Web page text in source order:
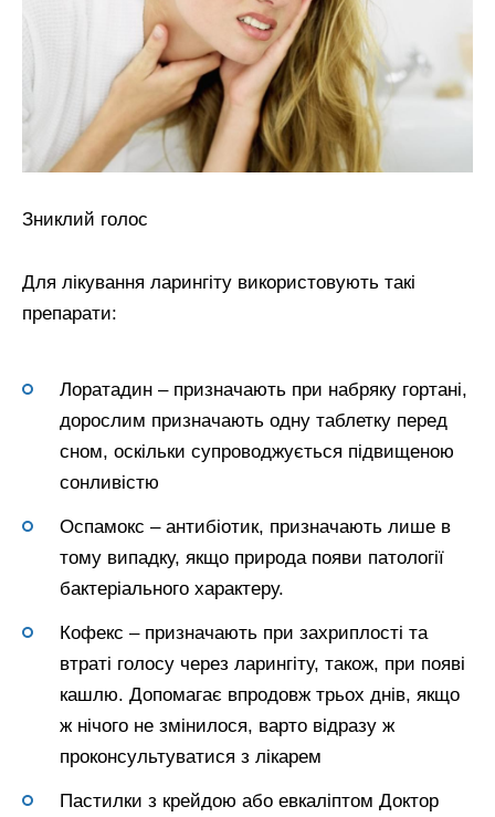
Зниклий голос
Для лікування ларингіту використовують такі
препарати:
Лоратадин – призначають при набряку гортані,
дорослим призначають одну таблетку перед
сном, оскільки супроводжується підвищеною
сонливістю
Оспамокс – антибіотик, призначають лише в
тому випадку, якщо природа появи патології
бактеріального характеру.
Кофекс – призначають при захриплості та
втраті голосу через ларингіту, також, при появі
кашлю. Допомагає впродовж трьох днів, якщо
ж нічого не змінилося, варто відразу ж
проконсультуватися з лікарем
Пастилки з крейдою або евкаліптом Доктор